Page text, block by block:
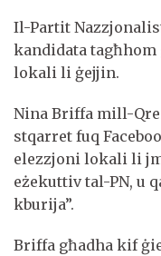
Il-Partit
kandidata
lokali li ġejjin.
Nina Briffa mill-
stqarret fuq
elezzjoni lokali li
eżekuttiv tal-PN, u
kburija”.
Briffa għadha kif